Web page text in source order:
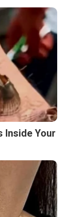
Inside Your